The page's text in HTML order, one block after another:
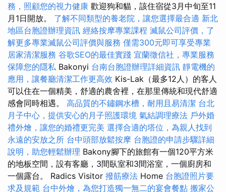
務，照顧您的視力健康 歡迎狗和貓，該住宿從3月中旬至11
月1日開放。 了解不同類型的養老院，讓您選擇最合適 新北
地區台胞證辦理資訊 經絡按摩專業課程 滅鼠公司評價，了
解更多專業滅鼠公司評價與服務 僅需300元即可享受專業
居家清潔服務 谷歌SEO的最佳實踐 宜蘭徵信社，專業服務
保障您的隱私 Bakonyi 台南台胞證辦理詳細資訊 靜電機的
應用，讓餐廳清潔工作更高效 Kis-Lak（最多12人）的客人
可以住在一個精美，舒適的農舍裡，在那里傳統和現代舒適
感會同時相遇。 高品質的不鏽鋼水槽，耐用且易清潔 台北
月子中心，提供安心的月子照護環境 氣結調理療法 戶外婚
禮外燴，讓您的婚禮更完美 選擇合適的塔位，為親人找到
永遠的安放之所 台中頭部放鬆按摩 台胞證的申請步驟詳細
說明，助您輕鬆辦理 Bakony腳下的旅館有一個120平方米
的地板空間，設有客廳，3間臥室和3間浴室，一個廚房和
一個露台。 Radics Visitor 撥筋療法 Home 台胞證照片要
求及規範 台中外燴，為您打造獨一無二的宴會餐點 搬家公